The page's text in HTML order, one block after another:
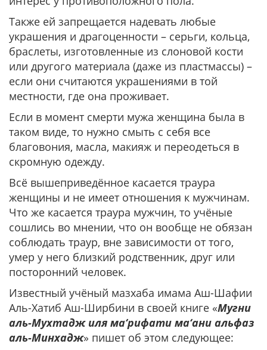
Также ей запрещается надевать любые
украшения и драгоценности – серьги, кольца,
браслеты, изготовленные из слоновой кости
или другого материала (даже из пластмассы) –
если они считаются украшениями в той
местности, где она проживает.
Если в момент смерти мужа женщина была в
таком виде, то нужно смыть с себя все
благовония, масла, макияж и переодеться в
скромную одежду.
Всё вышеприведённое касается траура
женщины и не имеет отношения к мужчинам.
Что же касается траура мужчин, то учёные
сошлись во мнении, что он вообще не обязан
соблюдать траур, вне зависимости от того,
умер у него близкий родственник, друг или
посторонний человек.
Известный учёный мазхаба имама Аш-Шафии
Аль-Хатиб Аш-Ширбини в своей книге «Мугни
аль-Мухтадж иля ма‘рифати ма‘ани альфаз
аль-Минхадж» пишет об этом следующее: